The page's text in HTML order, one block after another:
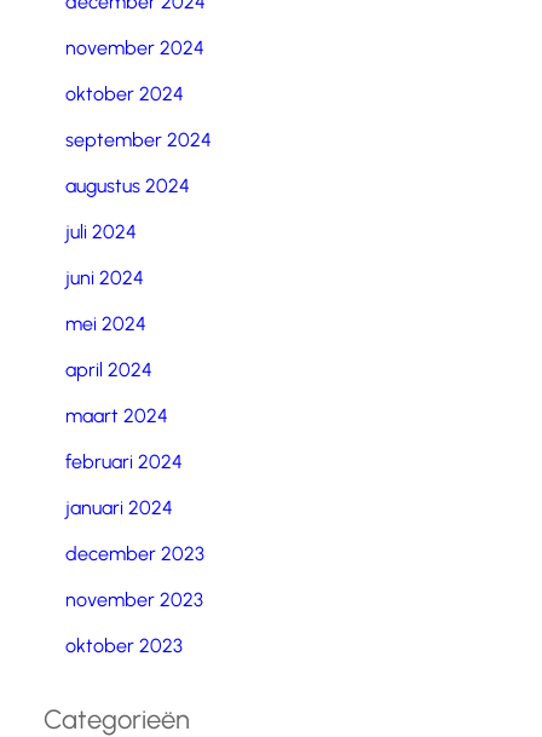
november 2024
oktober 2024
september 2024
augustus 2024
juli 2024
juni 2024
mei 2024
april 2024
maart 2024
februari 2024
januari 2024
december 2023
november 2023
oktober 2023
Categorieën